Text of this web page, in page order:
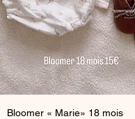
Quick View
Bloomer « Marie» 18 mois